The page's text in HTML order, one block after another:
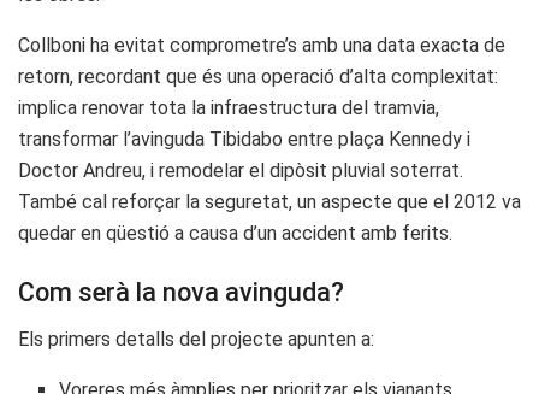
Collboni ha evitat comprometre’s amb una data exacta de
retorn, recordant que és una operació d’alta complexitat:
implica renovar tota la infraestructura del tramvia,
transformar l’avinguda Tibidabo entre plaça Kennedy i
Doctor Andreu, i remodelar el dipòsit pluvial soterrat.
També cal reforçar la seguretat, un aspecte que el 2012 va
quedar en qüestió a causa d’un accident amb ferits.
Com serà la nova avinguda?
Els primers detalls del projecte apunten a: